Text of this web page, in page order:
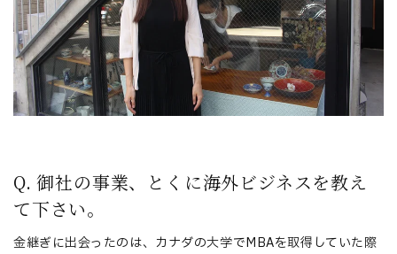
Q. 御社の事業、とくに海外ビジネスを教え
て下さい。
金継ぎに出会ったのは、カナダの大学でMBAを取得していた際